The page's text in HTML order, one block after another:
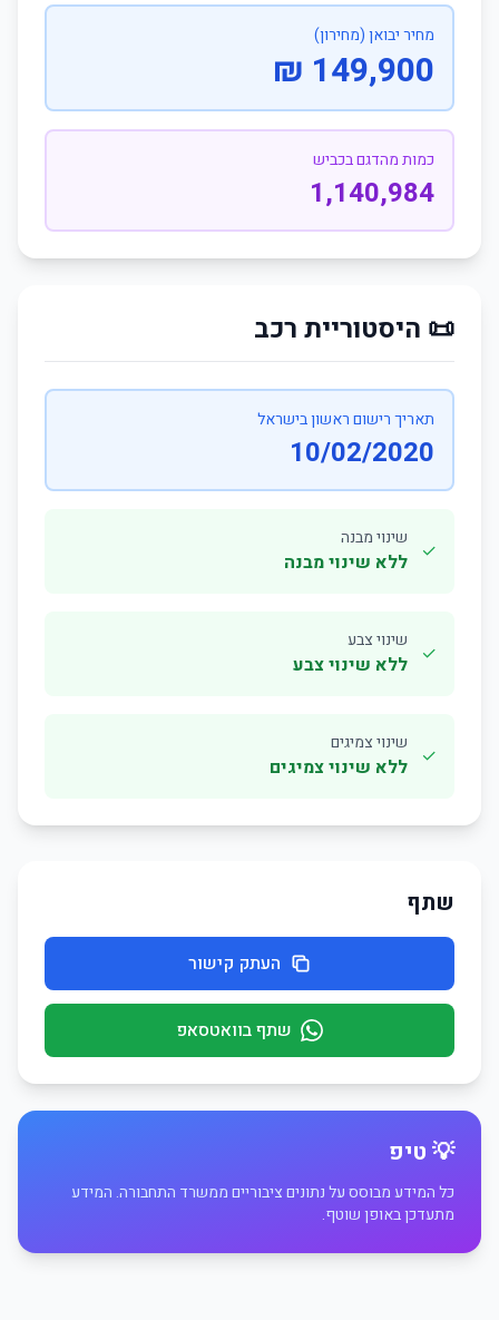
מחיר יבואן (מחירון)
149,900 ₪
כמות מהדגם בכביש
1,140,984
📜 היסטוריית רכב
תאריך רישום ראשון בישראל
10/02/2020
✓
שינוי מבנה
ללא שינוי מבנה
✓
שינוי צבע
ללא שינוי צבע
✓
שינוי צמיגים
ללא שינוי צמיגים
שתף
העתק קישור
שתף בוואטסאפ
💡 טיפ
כל המידע מבוסס על נתונים ציבוריים ממשרד התחבורה. המידע
מתעדכן באופן שוטף.